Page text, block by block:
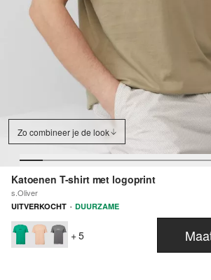
Zo combineer je de look
Katoenen T-shirt met logoprint
s.Oliver
UITVERKOCHT · DUURZAME
+ 5